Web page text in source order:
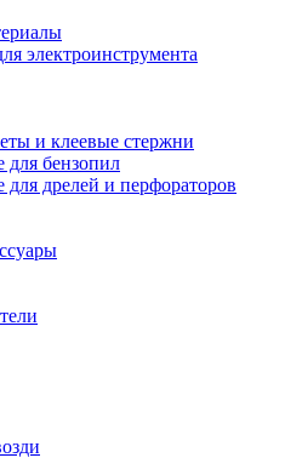
электроинструмента
и клеевые стержни
бензопил
дрелей и перфораторов